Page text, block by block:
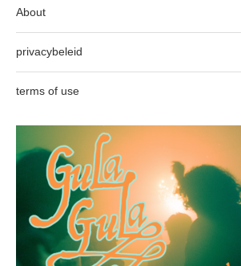
About
privacybeleid
terms of use